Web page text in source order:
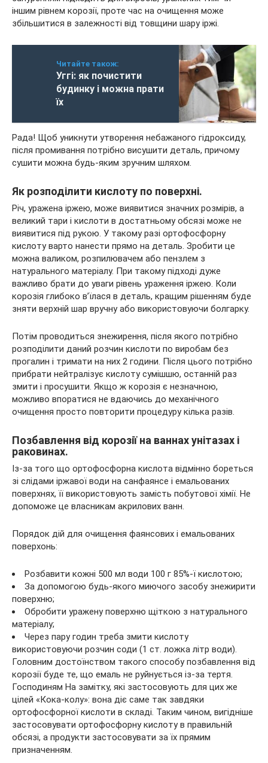
іншим рівнем корозії, проте час на очищення може
збільшитися в залежності від товщини шару іржі.
Читайте також:
Уггі: як почистити
будинку і можна прати
їх
Рада! Щоб уникнути утворення небажаного гідроксиду,
після промивання потрібно висушити деталь, причому
сушити можна будь-яким зручним шляхом.
Як розподілити кислоту по поверхні.
Річ, уражена іржею, може виявитися значних розмірів, а
великий тари і кислоти в достатньому обсязі може не
виявитися під рукою. У такому разі ортофосфорну
кислоту варто нанести прямо на деталь. Зробити це
можна валиком, розпилювачем або пензлем з
натурального матеріалу. При такому підході дуже
важливо брати до уваги рівень ураження іржею. Коли
корозія глибоко в’їлася в деталь, кращим рішенням буде
зняти верхній шар вручну або використовуючи болгарку.
Потім проводиться знежирення, після якого потрібно
розподілити даний розчин кислоти по виробам без
прогалин і тримати на них 2 години. Після цього потрібно
прибрати нейтралізує кислоту сумішшю, останній раз
змити і просушити. Якщо ж корозія є незначною,
можливо впоратися не вдаючись до механічного
очищення просто повторити процедуру кілька разів.
Позбавлення від корозії на ваннах унітазах і
раковинах.
Із-за того що ортофосфорна кислота відмінно бореться
зі слідами іржавої води на санфаянсе і емальованих
поверхнях, її використовують замість побутової хімії. Не
допоможе це власникам акрилових ванн.
Порядок дій для очищення фаянсових і емальованих
поверхонь:
Розбавити кожні 500 мл води 100 г 85%-ї кислотою;
За допомогою будь-якого миючого засобу знежирити
поверхню;
Обробити уражену поверхню щіткою з натурального
матеріалу;
Через пару годин треба змити кислоту
використовуючи розчин соди (1 ст. ложка літр води).
Головним достоїнством такого способу позбавлення від
корозії буде те, що емаль не руйнується із-за тертя.
Господиням На замітку, які застосовують для цих же
цілей «Кока-колу»: вона діє саме так завдяки
ортофосфорної кислоти в складі. Таким чином, вигідніше
застосовувати ортофосфорну кислоту в правильній
обсязі, а продукти застосовувати за їх прямим
призначенням.